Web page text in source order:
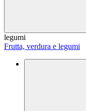
legumi
Frutta, verdura e legumi